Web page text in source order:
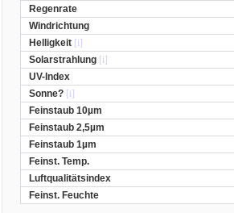
Regenrate
Windrichtung
Helligkeit [i]
Solarstrahlung [i]
UV-Index
Sonne? [i]
Feinstaub 10µm
Feinstaub 2,5µm
Feinstaub 1µm
Feinst. Temp.
Luftqualitätsindex
Feinst. Feuchte